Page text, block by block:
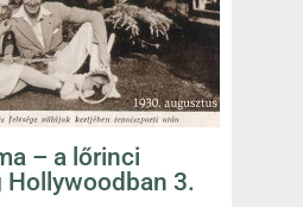
– a lőrinci
3.